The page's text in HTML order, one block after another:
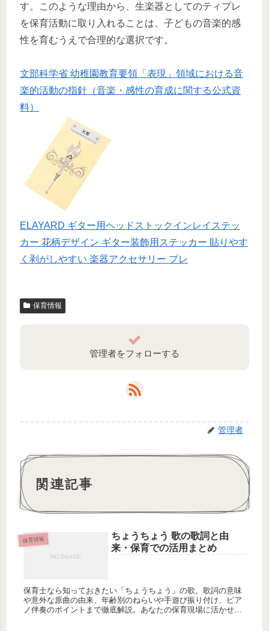
す。このような理由から、生楽器としてのティプレ
を保育活動に取り入れることは、子どもの音楽的感
性を育むうえで合理的な選択です。
文部科学省 幼稚園教育要領「表現」領域における音
楽的活動の指針（音楽・感性の育成に関する公式資
料）
ELAYARD ギター用ヘッドストックインレイステッ
カー 花柄デザイン ギター装飾用ステッカー 貼りやす
く剥がしやすい 楽器アクセサリー プレ
保育情報
管理者をフォローする
管理者
関連記事
保育情報
ちょうちょう 歌の歌詞と由
来・保育での活用まとめ
保育士なら知っておきたい「ちょうちょう」の歌。歌詞の意味
や意外な原曲の由来、年齢別のねらいや手遊び振り付け、ピア
ノ伴奏のポイントまで徹底解説。あなたの保育現場に活かせる